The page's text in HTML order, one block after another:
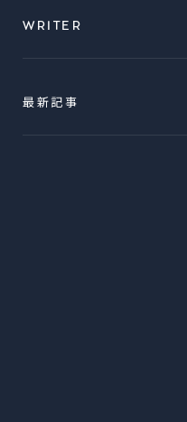
WRITER
最新記事